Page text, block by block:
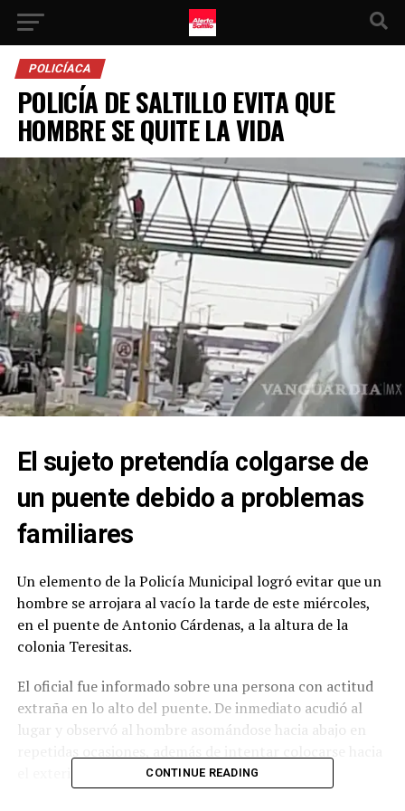
POLICÍACA
POLICÍA DE SALTILLO EVITA QUE
HOMBRE SE QUITE LA VIDA
El sujeto pretendía colgarse de
un puente debido a problemas
familiares
Un elemento de la Policía Municipal logró evitar que un
hombre se arrojara al vacío la tarde de este miércoles,
en el puente de Antonio Cárdenas, a la altura de la
colonia Teresitas.
El oficial fue informado sobre una persona con actitud
extraña en lo alto del puente. De inmediato acudió al
lugar y observó al hombre asomándose hacia abajo en
el exterior de la estructura.CONTINUE READING